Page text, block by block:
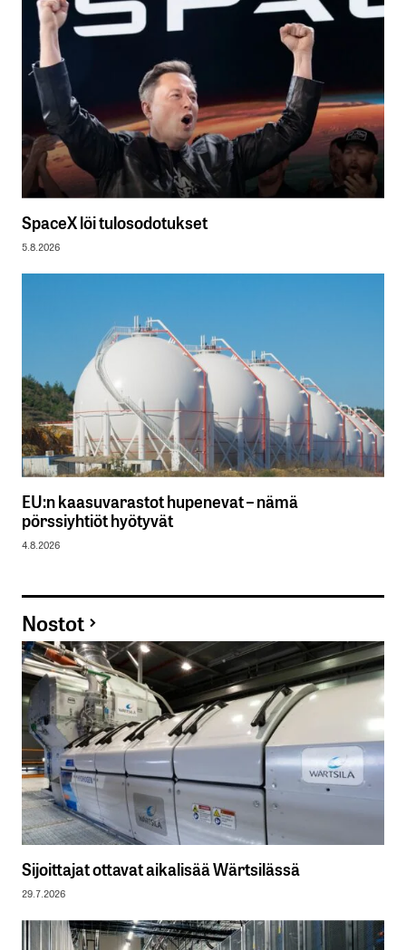
SpaceX löi tulosodotukset
5.8.2026
EU:n kaasuvarastot hupenevat – nämä
pörssiyhtiöt hyötyvät
4.8.2026
Nostot
Sijoittajat ottavat aikalisää Wärtsilässä
29.7.2026